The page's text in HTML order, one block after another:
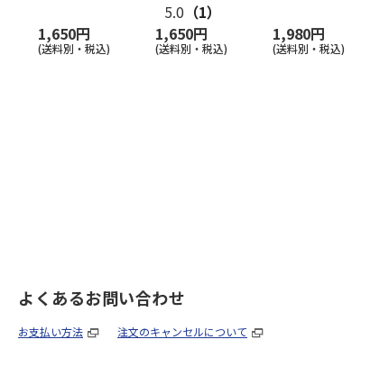
1,650円
(送料別・税込)
5.0 （1）
1,650円
(送料別・税込)
1,980円
(送料別・税込)
よくあるお問い合わせ
お支払い方法 注文のキャンセルについて